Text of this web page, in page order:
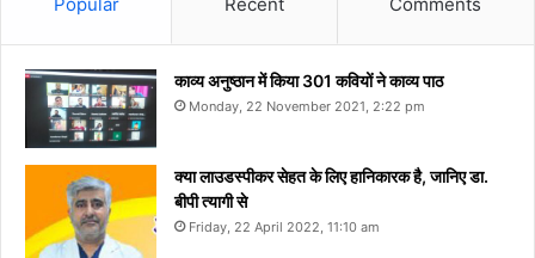
काव्य अनुष्ठान में किया 301 कवियों ने काव्य पाठ
Monday, 22 November 2021, 2:22 pm
क्या लाउडस्पीकर सेहत के लिए हानिकारक है, जानिए डा.
बीपी त्यागी से
Friday, 22 April 2022, 11:10 am